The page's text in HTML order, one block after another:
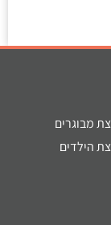
מבוגרים
הילדים